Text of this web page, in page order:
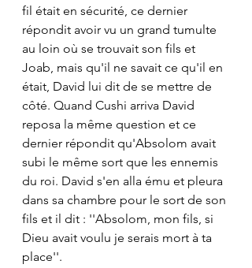
fil était en sécurité, ce dernier
répondit avoir vu un grand tumulte
au loin où se trouvait son fils et
Joab, mais qu'il ne savait ce qu'il en
était, David lui dit de se mettre de
côté. Quand Cushi arriva David
reposa la même question et ce
dernier répondit qu'Absolom avait
subi le même sort que les ennemis
du roi. David s'en alla ému et pleura
dans sa chambre pour le sort de son
fils et il dit : ''Absolom, mon fils, si
Dieu avait voulu je serais mort à ta
place''.